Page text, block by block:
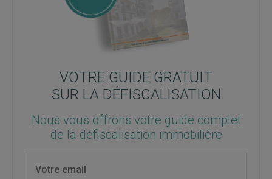
VOTRE GUIDE GRATUIT
SUR LA DÉFISCALISATION
Nous vous offrons votre guide complet
de la défiscalisation immobilière